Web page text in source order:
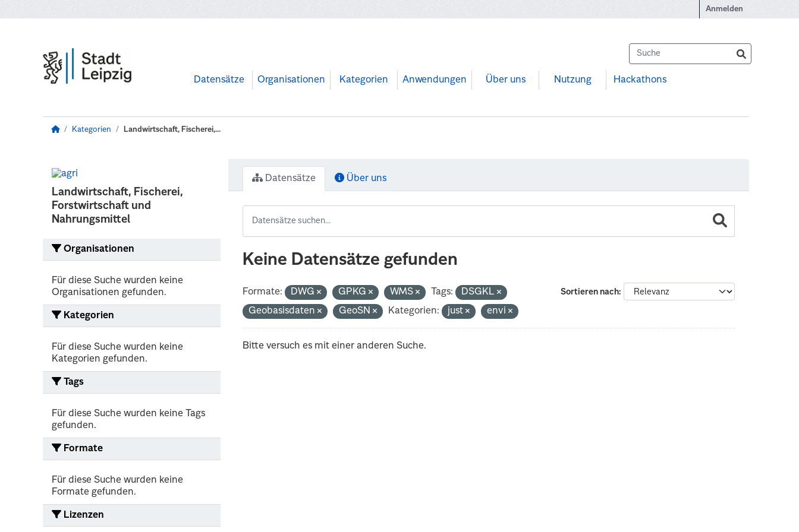
Anmelden
Datensätze Organisationen Kategorien Anwendungen Über uns Nutzung Hackathons
Kategorien Landwirtschaft, Fischerei,...
Landwirtschaft, Fischerei,
Forstwirtschaft und
Nahrungsmittel
Organisationen
Für diese Suche wurden keine
Organisationen gefunden.
Kategorien
Für diese Suche wurden keine
Kategorien gefunden.
Tags
Für diese Suche wurden keine Tags
gefunden.
Formate
Für diese Suche wurden keine
Formate gefunden.
Lizenzen
Datensätze Über uns
Keine Datensätze gefunden
Sortieren nach
Formate: DWG GPKG WMS Tags:
DSGKL
Geobasisdaten
GeoSN Kategorien: just envi
Bitte versuch es mit einer anderen Suche.